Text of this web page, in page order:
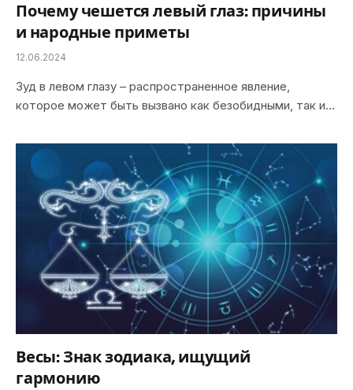
Почему чешется левый глаз: причины
и народные приметы
12.06.2024
Зуд в левом глазу – распространенное явление,
которое может быть вызвано как безобидными, так и…
Весы: Знак зодиака, ищущий
гармонию